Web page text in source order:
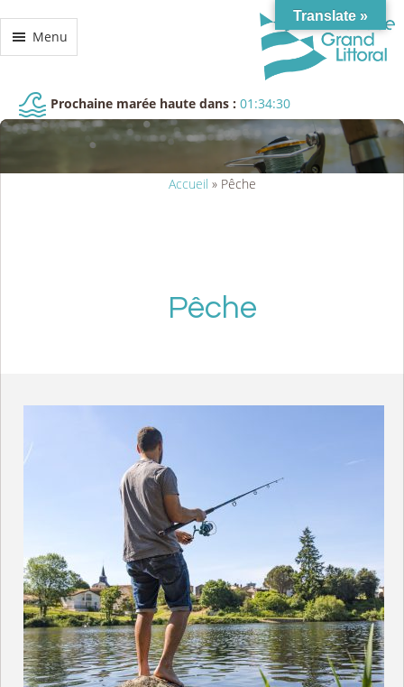
Menu
Prochaine marée haute dans : 01:34:29
Accueil » Pêche
Pêche
Translate »